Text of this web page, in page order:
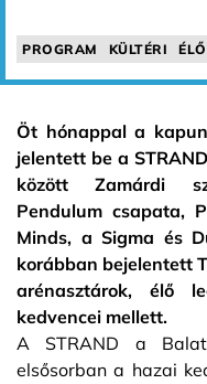
PROGRAM KÜLTÉRI
Öt hónappal a
jelentett be a
között Zamárdi
Pendulum csapata,
Minds, a Sigma és
korábban bejelentett
arénasztárok, élő
kedvencei mellett.
A STRAND a
elsősorban a hazai